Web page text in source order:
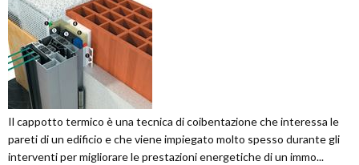
Il cappotto termico è una tecnica di coibentazione che interessa le
pareti di un edificio e che viene impiegato molto spesso durante gli
interventi per migliorare le prestazioni energetiche di un immo...